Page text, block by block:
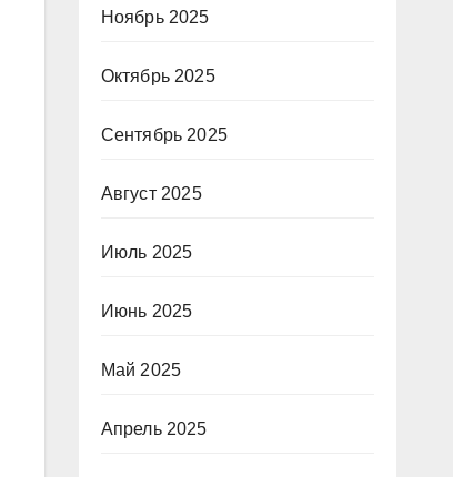
Ноябрь 2025
Октябрь 2025
Сентябрь 2025
Август 2025
Июль 2025
Июнь 2025
Май 2025
Апрель 2025